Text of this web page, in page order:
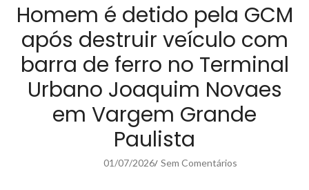
Homem é detido pela GCM
após destruir veículo com
barra de ferro no Terminal
Urbano Joaquim Novaes
em Vargem Grande
Paulista
01/07/2026/ Sem Comentários